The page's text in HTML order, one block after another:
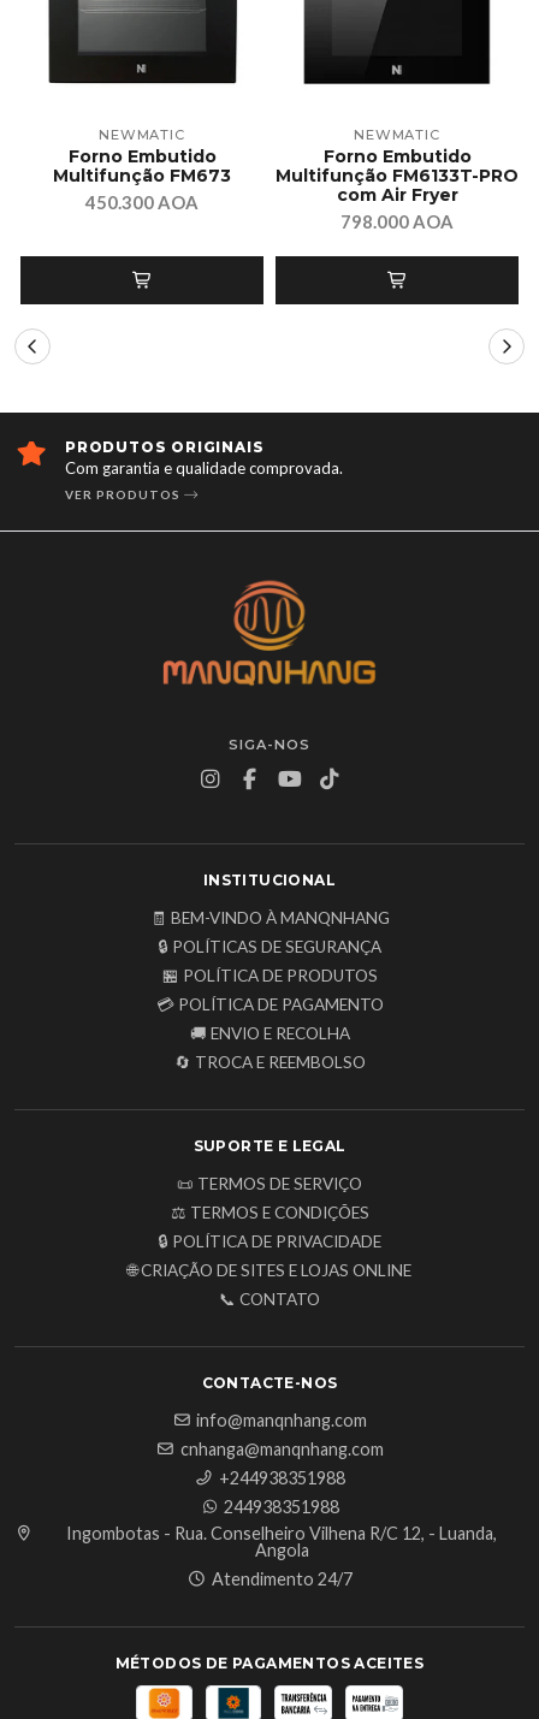
NEWMATIC
Forno Embutido
Multifunção FM673
450.300 AOA
NEWMATIC
Forno Embutido
Multifunção FM6133T-PRO
com Air Fryer
798.000 AOA
SIGA-NOS
INSTITUCIONAL
🧾 BEM-VINDO À MANQNHANG
🔒 POLÍTICAS DE SEGURANÇA
🏪 POLÍTICA DE PRODUTOS
💳 POLÍTICA DE PAGAMENTO
🚚 ENVIO E RECOLHA
🔄 TROCA E REEMBOLSO
SUPORTE E LEGAL
📜 TERMOS DE SERVIÇO
⚖️ TERMOS E CONDIÇÕES
🔒 POLÍTICA DE PRIVACIDADE
🌐 CRIAÇÃO DE SITES E LOJAS ONLINE
📞 CONTATO
CONTACTE-NOS
info@manqnhang.com
cnhanga@manqnhang.com
+244938351988
244938351988
Ingombotas - Rua. Conselheiro Vilhena R/C 12, - Luanda,
Angola
Atendimento 24/7
MÉTODOS DE PAGAMENTOS ACEITES